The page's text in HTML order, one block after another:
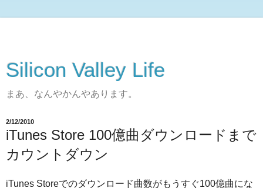
Silicon Valley Life
まあ、なんやかんやあります。
2/12/2010
iTunes Store 100億曲ダウンロードまで
カウントダウン
iTunes Storeでのダウンロード曲数がもうすぐ100億曲にな